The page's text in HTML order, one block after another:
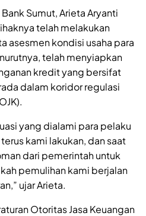
Sumut, Arieta Aryanti
telah melakukan
asesmen kondisi usaha para
telah menyiapkan
kredit yang bersifat
dalam koridor regulasi
yang dialami para pelaku
kami lakukan, dan saat
dari pemerintah untuk
pemulihan kami berjalan
ujar Arieta.
Otoritas Jasa Keuangan